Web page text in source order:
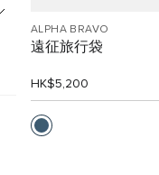
ALPHA BRAVO
遠征旅行袋
HK$5,200